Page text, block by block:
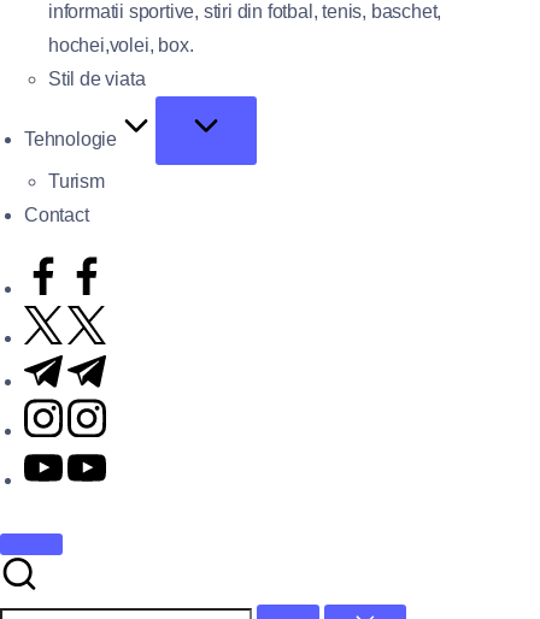
informatii sportive, stiri din fotbal, tenis, baschet,
hochei,volei, box.
Stil de viata
Tehnologie
Turism
Contact